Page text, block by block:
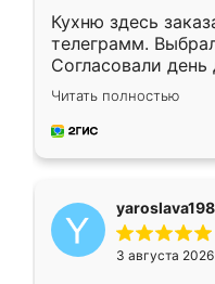
Кухню здесь
телеграмм.
Согласовали
недели кухня
довольны
мебель за
Читать полностью
3 августа 2026